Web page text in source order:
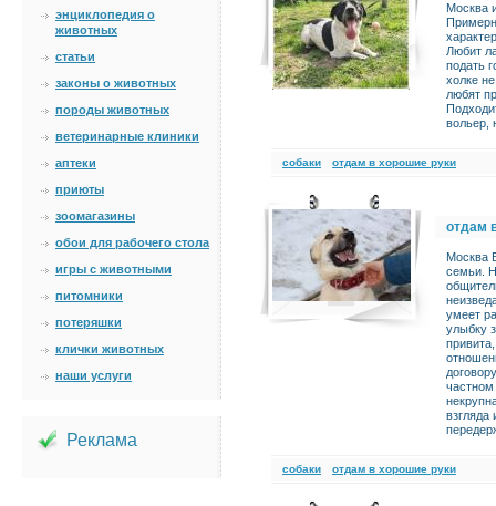
энциклопедия о
животных
статьи
законы о животных
породы животных
ветеринарные клиники
аптеки
приюты
зоомагазины
обои для рабочего стола
игры с животными
питомники
потеряшки
клички животных
наши услуги
Реклама
Москва
Любит
подать
холке
любят
вольер,
cобаки отдам в хорошие руки
отдам
Москва
семьи.
умеет
улыбку
частном
взгляда
cобаки отдам в хорошие руки